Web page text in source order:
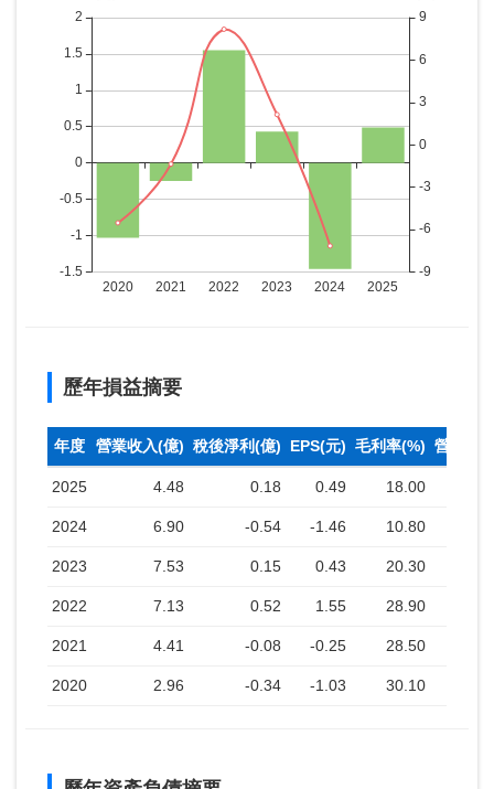
歷年損益摘要
年度 營業收入(億) 稅後淨利(億) EPS(元) 毛利率(%) 營業利
2025 4.48 0.18 0.49 18.00
2024 6.90 -0.54 -1.46 10.80
2023 7.53 0.15 0.43 20.30
2022 7.13 0.52 1.55 28.90
2021 4.41 -0.08 -0.25 28.50
2020 2.96 -0.34 -1.03 30.10